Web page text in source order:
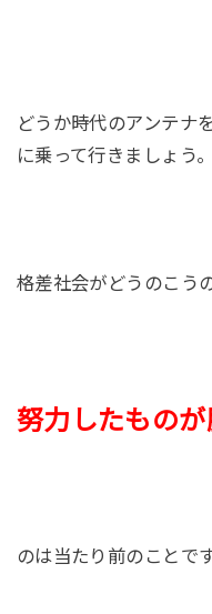
どうか時代のアンテナ
に乗って行きましょう。
格差社会がどうのこう
努力したものが
のは当たり前のことです